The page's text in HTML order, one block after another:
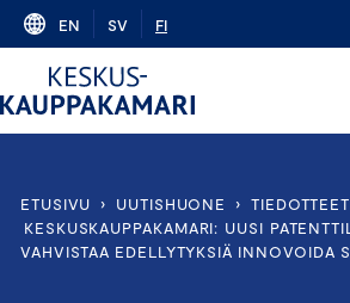
Skip
content
EN SV FI
ETUSIVU › UUTISHUONE › TIEDOTTEET
KESKUSKAUPPAKAMARI: UUSI
VAHVISTAA EDELLYTYKSIÄ INNOVOIDA